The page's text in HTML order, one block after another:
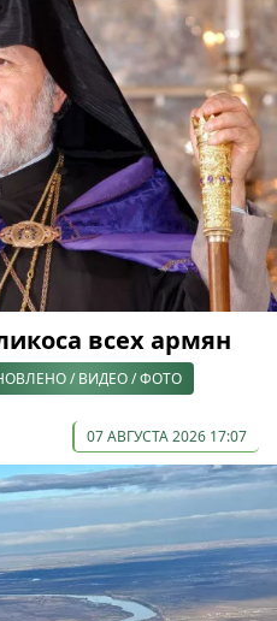
всех армян
/ ВИДЕО / ФОТО
07 АВГУСТА 2026 17:07